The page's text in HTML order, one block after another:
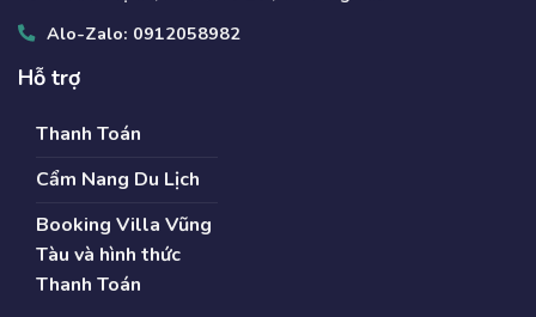
Alo-Zalo: 0912058982
Hỗ trợ
Thanh Toán
Cẩm Nang Du Lịch
Booking Villa Vũng
Tàu và hình thức
Thanh Toán